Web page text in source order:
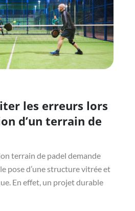
les erreurs lors
d’un terrain de
terrain de padel demande
pose d’une structure vitrée et
En effet, un projet durable